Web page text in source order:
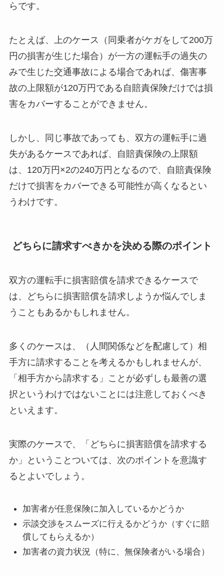
らです。
たとえば、上のケース（同乗者がケガをして200万
円の損害が生じた場合）が一方の運転手の過失の
みで生じた交通事故による場合であれば、傷害事
故の上限額が120万円である自賠責保険だけでは損
害をカバーすることができません。
しかし、同じ事故であっても、双方の運転手に過
失があるケースであれば、自賠責保険の上限額
は、120万円×2の240万円となるので、自賠責保険
だけで損害をカバーできる可能性が高くなるとい
うわけです。
どちらに請求すべきかを決める際のポイント
双方の運転手に損害賠償を請求できるケースで
は、どちらに損害賠償を請求しようか悩んでしま
うこともあるかもしれません。
多くのケースは、
（人間関係などを配慮して）相
手方に請求することを考えるかもしれませんが、
「相手方から請求する」ことが必ずしも最善の選
択というわけではないことには注意しておくべき
といえます。
実際のケースで、「どちらに損害賠償を請求する
か」ということついては、次のポイントを意識す
るとよいでしょう。
加害者が任意保険に加入しているかどうか
示談交渉をスムーズに行えるかどうか（すぐに賠
償してもらえるか）
加害者の資力状況（特に、無保険者がいる場合）